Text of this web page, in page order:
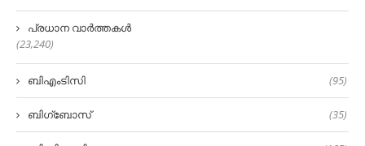
പ്രധാന വാർത്തകൾ
(23,240)
ബിഎംടിസി (95)
ബിഗ്‌ബോസ് (35)